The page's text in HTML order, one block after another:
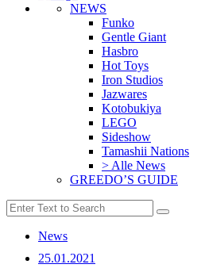
NEWS
Funko
Gentle Giant
Hasbro
Hot Toys
Iron Studios
Jazwares
Kotobukiya
LEGO
Sideshow
Tamashii Nations
> Alle News
GREEDO’S GUIDE
News
25.01.2021